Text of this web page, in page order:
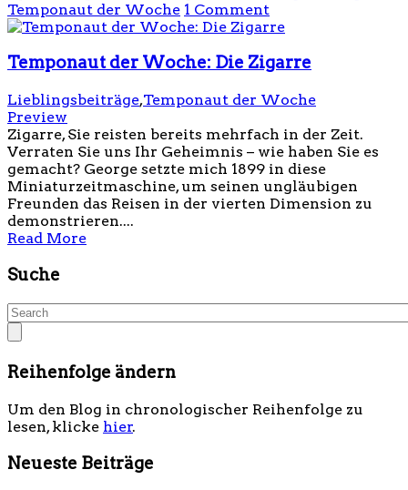
Temponaut der Woche 1 Comment
Temponaut der Woche: Die Zigarre
Lieblingsbeiträge,Temponaut der Woche
Preview
Zigarre, Sie reisten bereits mehrfach in der Zeit.
Verraten Sie uns Ihr Geheimnis – wie haben Sie es
gemacht? George setzte mich 1899 in diese
Miniaturzeitmaschine, um seinen ungläubigen
Freunden das Reisen in der vierten Dimension zu
demonstrieren....
Read More
Suche
Reihenfolge ändern
Um den Blog in chronologischer Reihenfolge zu
lesen, klicke hier.
Neueste Beiträge